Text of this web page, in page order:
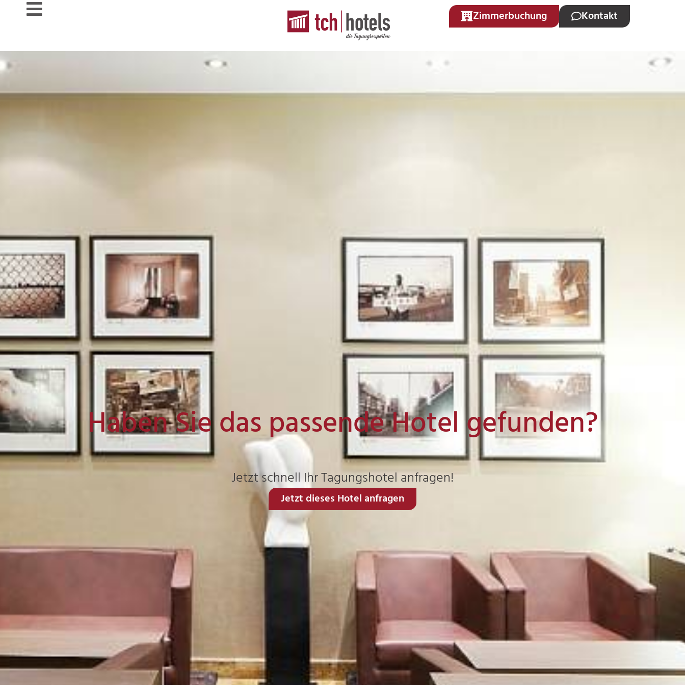
Zimmerbuchung Kontakt
Haben Sie das passende Hotel gefunden?
Jetzt schnell Ihr Tagungshotel anfragen!
Jetzt dieses Hotel anfragen